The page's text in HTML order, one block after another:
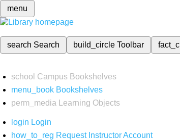
menu
search Search build_circleToolbar
school Campus Bookshelves
menu_book Bookshelves
perm_media
Learning Objects
login Login
how_to_reg Request Instructor Account